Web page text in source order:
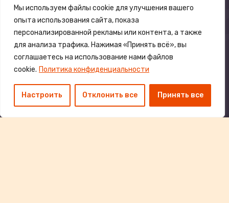
Мы используем файлы cookie для улучшения вашего
опыта использования сайта, показа
персонализированной рекламы или контента, а также
для анализа трафика. Нажимая «Принять всё», вы
соглашаетесь на использование нами файлов
cookie. Политика конфиденциальности
Настроить Отклонить все Принять все
Конаев, Алматинская область, 040800
Казахстан
Каталог Сертификаты